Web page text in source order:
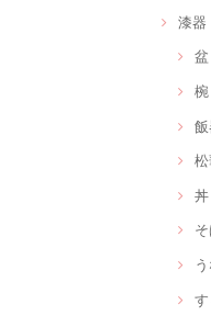
漆器
盆
椀
飯
す